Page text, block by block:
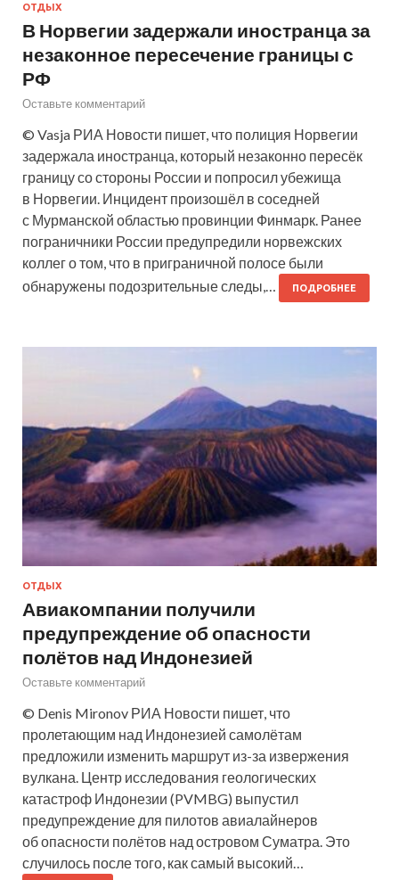
ОТДЫХ
В Норвегии задержали иностранца за
незаконное пересечение границы с
РФ
Оставьте комментарий
© Vasja РИА Новости пишет, что полиция Норвегии
задержала иностранца, который незаконно пересёк
границу со стороны России и попросил убежища
в Норвегии. Инцидент произошёл в соседней
с Мурманской областью провинции Финмарк. Ранее
пограничники России предупредили норвежских
коллег о том, что в приграничной полосе были
обнаружены подозрительные следы,…
ПОДРОБНЕЕ
ОТДЫХ
Авиакомпании получили
предупреждение об опасности
полётов над Индонезией
Оставьте комментарий
© Denis Mironov РИА Новости пишет, что
пролетающим над Индонезией самолётам
предложили изменить маршрут из-за извержения
вулкана. Центр исследования геологических
катастроф Индонезии (PVMBG) выпустил
предупреждение для пилотов авиалайнеров
об опасности полётов над островом Суматра. Это
случилось после того, как самый высокий…